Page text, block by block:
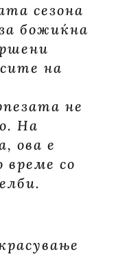
сезона
божиќна
на
не
На
ова е
време со